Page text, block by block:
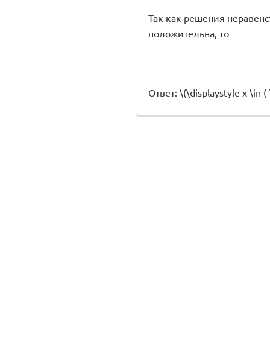
Так как решения
положительна, то
Ответ: \(\displaystyle x \in